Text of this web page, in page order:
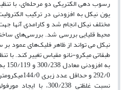
رسوب دهی الکتریکی دو مرحله‌ای، با
یون نیکل به افزودنی در ترکیب
مختلف نیکل انجام شد و کارامدی آنها
محیط قلیایی بررسی شد. بررسی‌های
نیکل می تواند از ظاهر فلیک‌های عمود
طبقاتی میکرو-نانو مقیاس تغییر کند. با
292/0 و
نسبت غلظتی 300/238، با